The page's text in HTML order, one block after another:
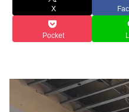
X
Pocket